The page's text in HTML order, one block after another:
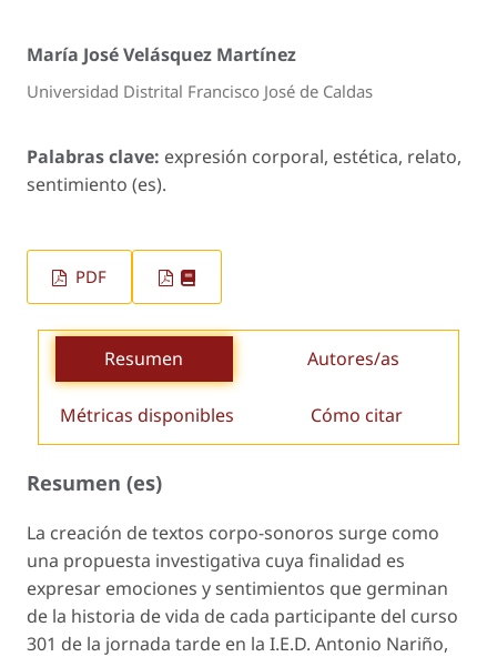
María José Velásquez Martínez
Universidad Distrital Francisco José de Caldas
Palabras clave: expresión corporal, estética, relato,
sentimiento (es).
PDF
Resumen Autores/as
Métricas disponibles Cómo citar
Resumen (es)
La creación de textos corpo-sonoros surge como
una propuesta investigativa cuya finalidad es
expresar emociones y sentimientos que germinan
de la his­toria de vida de cada participante del curso
301 de la jornada tarde en la I.E.D. Antonio Nariño,